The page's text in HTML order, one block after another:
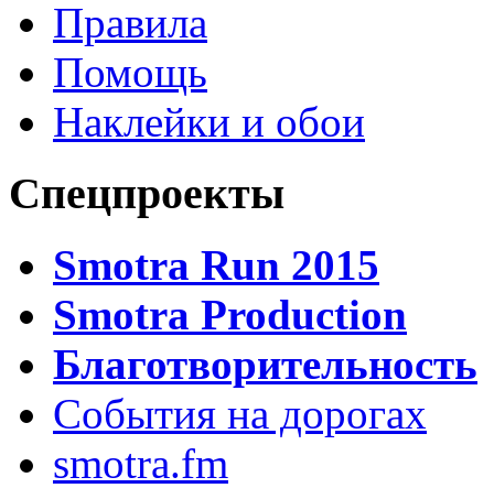
Правила
Помощь
Наклейки и обои
Спецпроекты
Smotra Run 2015
Smotra Production
Благотворительность
События на дорогах
smotra.fm